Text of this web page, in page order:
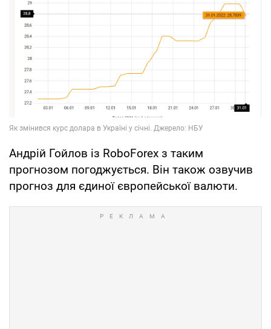
Андрій Гойлов із RoboForex з таким
прогнозом погоджується. Він також озвучив
прогноз для єдиної європейської валюти.